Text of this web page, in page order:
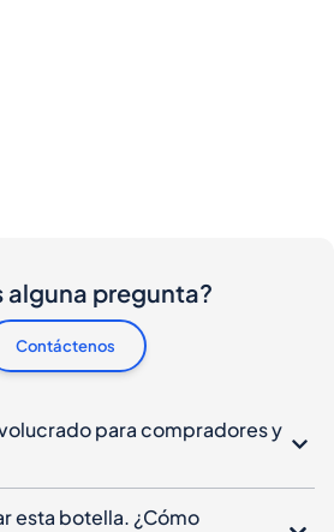
alguna pregunta?
Contáctenos
para compradores y
esta botella. ¿Cómo